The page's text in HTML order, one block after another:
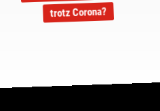
trotz Corona?